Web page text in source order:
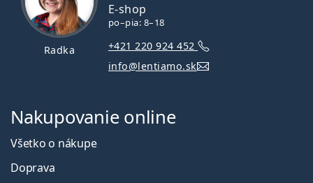
Radka
E-shop
po–pia: 8–18
+421 220 924 452
info@lentiamo.sk
Nakupovanie online
Všetko o nákupe
Doprava